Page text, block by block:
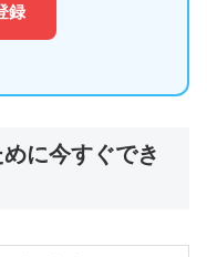
録
に今すぐでき